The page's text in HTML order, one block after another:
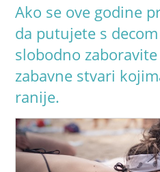
Ako se ove godine
da putujete s
slobodno
zabavne stvari
ranije.